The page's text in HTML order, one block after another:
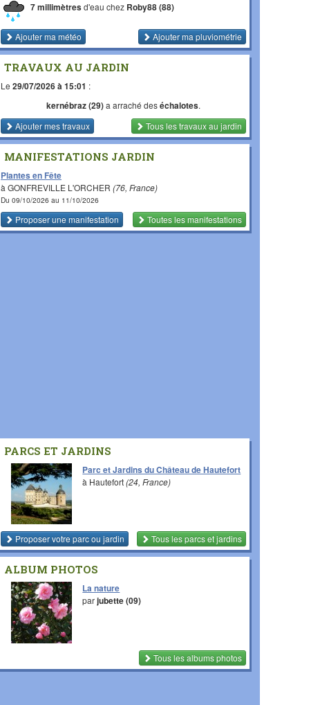
7 millimètresd'eau chez Roby88 (88)
Ajouter ma météo Ajouter ma pluviométrie
TRAVAUX AU JARDIN
Le 29/07/2026 à 15:01 :
kernébraz (29)a arraché deséchalotes.
Ajouter mes travaux
Tous les travauxau jardin
MANIFESTATIONS JARDIN
Plantes en Fête
à GONFREVILLE L'ORCHER (76, France)
Du 09/10/2026 au 11/10/2026
Proposer une manifestation Toutes les manifestations
PARCS ET JARDINS
Parc et Jardins du Château de Hautefort
à Hautefort(24, France)
Proposer votre parc ou jardin Tous les parcs et jardins
ALBUM PHOTOS
La nature
parjubette (09)
Tous les albums photos